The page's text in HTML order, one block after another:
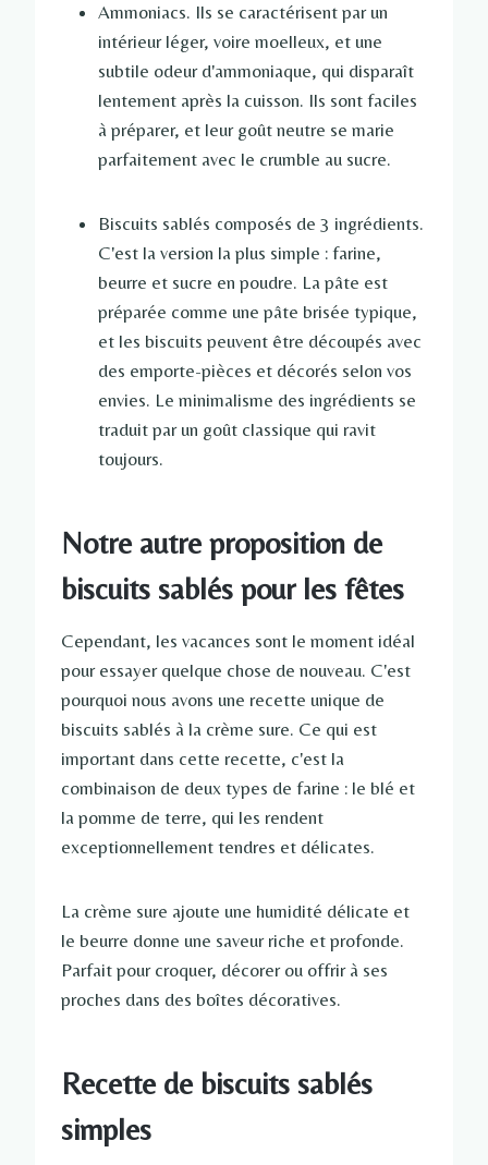
Ammoniacs. Ils se caractérisent par un
intérieur léger, voire moelleux, et une
subtile odeur d'ammoniaque, qui disparaît
lentement après la cuisson. Ils sont faciles
à préparer, et leur goût neutre se marie
parfaitement avec le crumble au sucre.
Biscuits sablés composés de 3 ingrédients.
C'est la version la plus simple : farine,
beurre et sucre en poudre. La pâte est
préparée comme une pâte brisée typique,
et les biscuits peuvent être découpés avec
des emporte-pièces et décorés selon vos
envies. Le minimalisme des ingrédients se
traduit par un goût classique qui ravit
toujours.
Notre autre proposition de
biscuits sablés pour les fêtes
Cependant, les vacances sont le moment idéal
pour essayer quelque chose de nouveau. C'est
pourquoi nous avons une recette unique de
biscuits sablés à la crème sure. Ce qui est
important dans cette recette, c'est la
combinaison de deux types de farine : le blé et
la pomme de terre, qui les rendent
exceptionnellement tendres et délicates.
La crème sure ajoute une humidité délicate et
le beurre donne une saveur riche et profonde.
Parfait pour croquer, décorer ou offrir à ses
proches dans des boîtes décoratives.
Recette de biscuits sablés
simples